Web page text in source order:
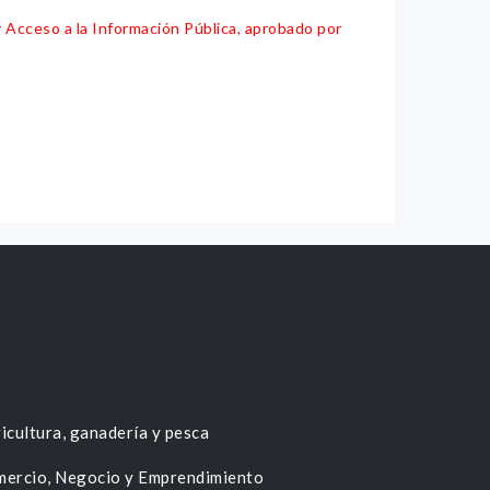
a la Información Pública, aprobado por
ganadería y pesca
Negocio y Emprendimiento